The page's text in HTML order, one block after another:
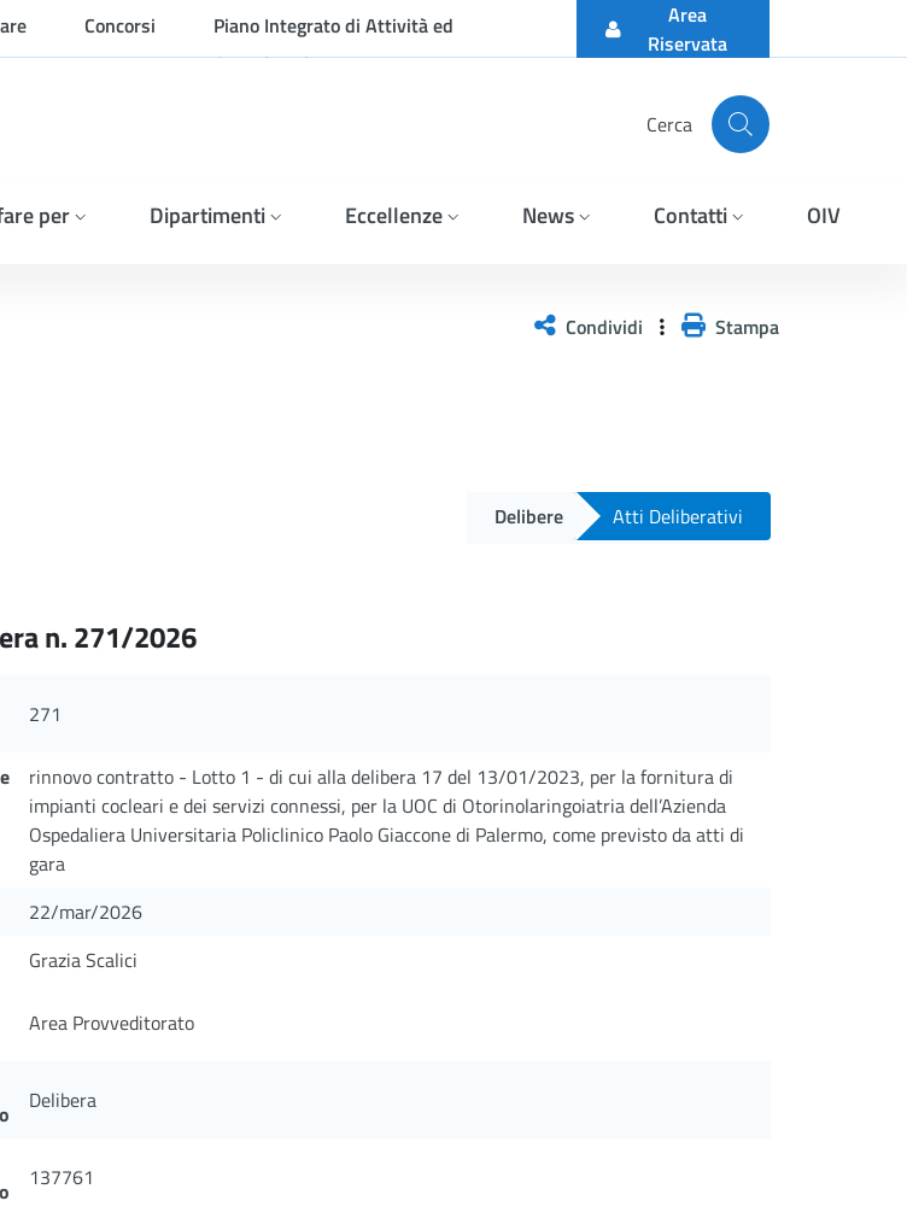
Concorsi
Piano Integrato di Attività ed
Organizzazione
Area
Riservata
Cerca
per Dipartimenti Eccellenze News Contatti OIV
Condividi Stampa
Delibere Atti Deliberativi
n. 271/2026
271
rinnovo contratto - Lotto 1 - di cui alla delibera 17 del 13/01/2023, per la fornitura di
impianti cocleari e dei servizi connessi, per la UOC di Otorinolaringoiatria dell’Azienda
Ospedaliera Universitaria Policlinico Paolo Giaccone di Palermo, come previsto da atti di
gara
22/mar/2026
Grazia Scalici
Area Provveditorato
Delibera
137761